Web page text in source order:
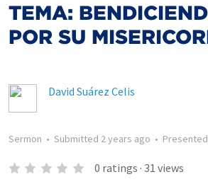
TEMA:
POR SU
David Suárez Celis
Sermon • Submitted 2 years ago • Presented
0 ratings · 31 views